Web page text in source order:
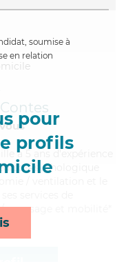
soumise à
en relation
pour
profils
Contes
a 5 ans d'expérience
Psychologique
et mobilité*